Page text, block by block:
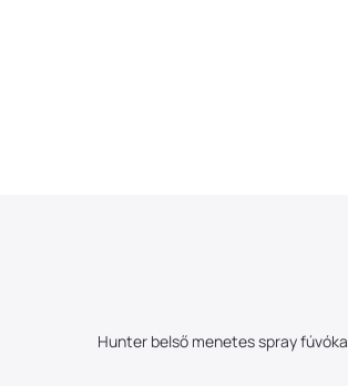
Hunter belső menetes spray fúvóka